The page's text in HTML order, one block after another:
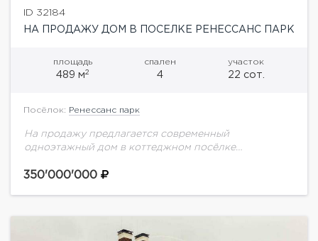
ID 32184
НА ПРОДАЖУ ДОМ В ПОСЕЛКЕ РЕНЕССАНС ПАРК
площадь
489 м2
спален
4
участок
22 сот.
Посёлок: Ренессанс парк
На продажу предлагается современный
одноэтажный дом в коттеджном посёлке
зона с холлом; просторная гостиная с камином,
350'000'000